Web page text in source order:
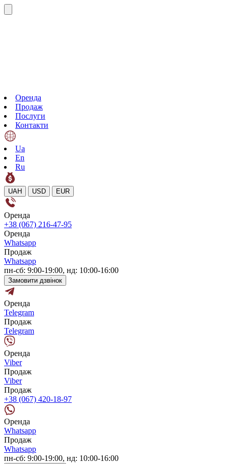
Оренда
Продаж
Послуги
Контакти
Ua
En
Ru
UAH USD EUR
Оренда
+38 (067) 216-47-95
Оренда
Whatsapp
Продаж
Whatsapp
пн-сб: 9:00-19:00, нд: 10:00-16:00
Замовити дзвінок
Оренда
Telegram
Продаж
Telegram
Оренда
Viber
Продаж
Viber
Продаж
+38 (067) 420-18-97
Оренда
Whatsapp
Продаж
Whatsapp
пн-сб: 9:00-19:00, нд: 10:00-16:00